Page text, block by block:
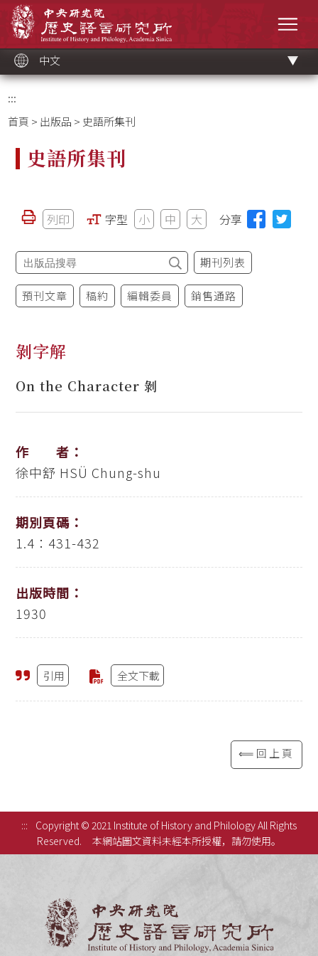
中文
:::
首頁 > 出版品 > 史語所集刊
史語所集刊
列印 字型 小 中 大 分享
期刊列表
預刊文章 稿約 編輯委員 銷售通路
剝字解
On the Character 剝
作 者：
徐中舒 HSÜ Chung-shu
期別頁碼：
1.4：431-432
出版時間：
1930
引用 全文下載
⟸回上頁
:::
Copyright © 2021 Institute of History and Philology All Rights
Reserved.
本網站圖文資料未經本所授權，請勿使用。